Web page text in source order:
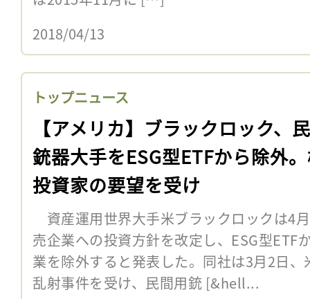
2018/04/13
トップニュース
【アメリカ】ブラックロック、
銃器大手をESG型ETFから除外
投資家の要望を受け
資産運用世界大手米ブラックロックは4
売企業への投資方針を改定し、ESG型ETF
業を除外すると発表した。同社は3月2日
乱射事件を受け、民間用銃 [&hell...